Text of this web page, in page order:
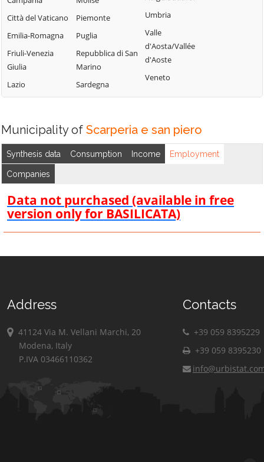
Città del Vaticano
Emilia-Romagna
Friuli-Venezia
Giulia
Lazio
Piemonte
Puglia
Repubblica di San
Marino
Sardegna
Umbria
Valle
d'Aosta/Vallée
d'Aoste
Veneto
Municipality of Scarperia e san piero
Synthesis data Consumption Income Employment
Companies
Data not purchased (available in free
version only for BASILICATA)
Address
41124 Via M. Vellani Marchi, 20
Modena, Italy
P.IVA 03466110362
Contacts
+39 059 8395229
+39 059 8395230